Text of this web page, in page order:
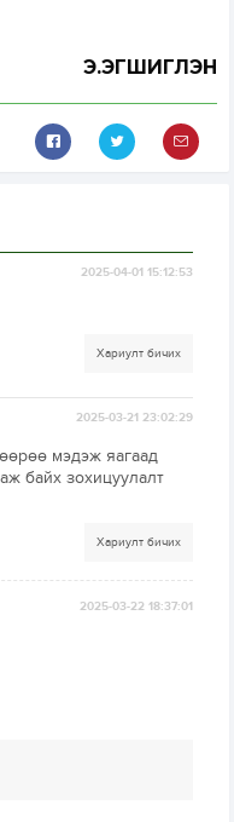
Э.ЭГШИГЛЭН
2025-04-01 15:12:53
Хариулт бичих
2025-03-21 23:02:29
мэдэж яагаад
байх зохицуулалт
Хариулт бичих
2025-03-22 18:37:01